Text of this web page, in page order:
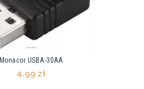
Monacor USBA-30AA
4,99 zł